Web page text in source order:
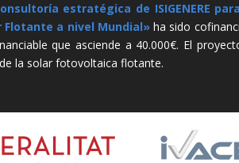
estratégica de ISIGENERE
Flotante a nivel Mundial»ha sido
que asciende a 40.000€. El
la solar fotovoltaica flotante.